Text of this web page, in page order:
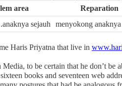
area
Reparation
sejauh menyokong
Haris Priyatna that live in
Media, to be certain that he don’t be
books and seventeen web